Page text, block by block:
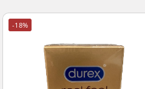
-18%